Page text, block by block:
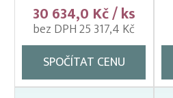
30 634,0 Kč / ks
bez DPH 25 317,4 Kč
SPOČÍTAT CENU